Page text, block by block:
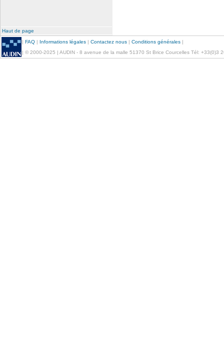
Haut de page
| FAQ | Informations légales | Contactez nous | Conditions générales |
| © 2000-2025 | AUDIN - 8 avenue de la malle 51370 St Brice Courcelles Tél: